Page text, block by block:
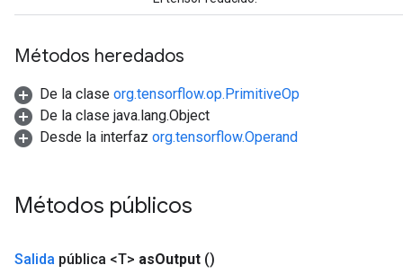
Métodos heredados
De la clase org.tensorflow.op.PrimitiveOp
De la clase java.lang.Object
Desde la interfaz org.tensorflow.Operand
Métodos públicos
Salida pública <T> asOutput ()